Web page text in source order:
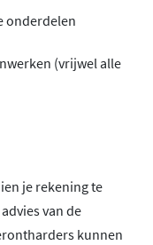
onderdelen
(vrijwel alle
je rekening te
van de
kunnen